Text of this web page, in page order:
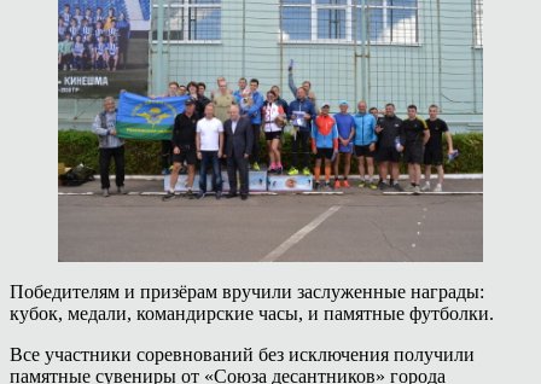
Победителям и призёрам вручили заслуженные награды:
кубок, медали, командирские часы, и памятные футболки.
Все участники соревнований без исключения получили
памятные сувениры от «Союза десантников» города